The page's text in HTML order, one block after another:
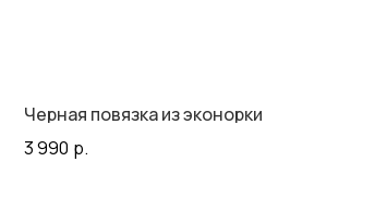
Черная повязка из эконорки
3 990 р.